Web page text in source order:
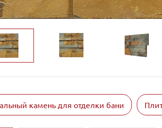
камень для отделки бани